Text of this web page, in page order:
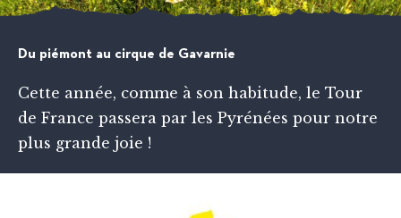
Du piémont au cirque de Gavarnie
Cette année, comme à son habitude, le Tour
de France passera par les Pyrénées pour notre
plus grande joie !